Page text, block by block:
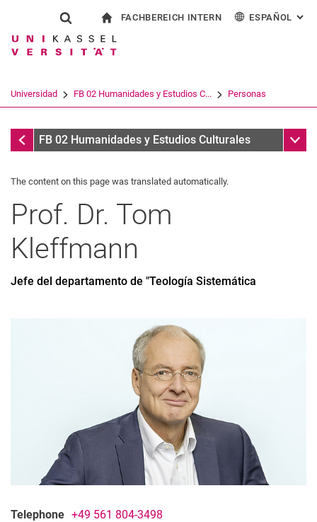
Jump directly to: content
Jump directly to: search
Jump directly to: main
Show search form
Search term
Search (opens an external link in a
FACHBEREICH INTERN ESPAÑOL :
Universidad FB 02 Humanidades y Estudios C... Personas
Personas
FB 02 Humanidades y Estudios Culturales Sub
The content on this page was translated automatically.
Prof. Dr. Tom
Kleffmann
Jefe del departamento de "Teología Sistemática
Telephone +49 561 804-3498